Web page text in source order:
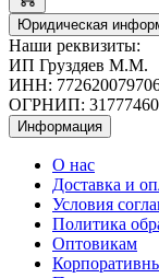
Юридическая
Наши реквизиты:
ИП Груздяев М.М.
ИНН:
ОГРНИП:
Информация
О нас
Доставка и
Условия
Политика
Оптовикам